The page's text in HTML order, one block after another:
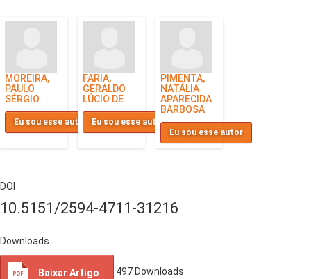
MOREIRA,
PAULO
SÉRGIO
Eu sou esse autor
FARIA,
GERALDO
LÚCIO DE
Eu sou esse autor
PIMENTA,
NATÁLIA
APARECIDA
BARBOSA
Eu sou esse autor
DOI
10.5151/2594-4711-31216
Downloads
Baixar Artigo 497Downloads